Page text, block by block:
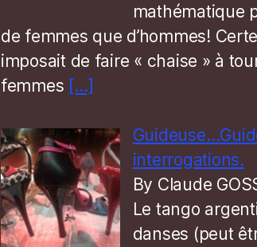
mathématique
de femmes que d’hommes!
imposait de faire « chaise » à
femmes […]
interrogations.
By Claude
Le tango
danses (peut